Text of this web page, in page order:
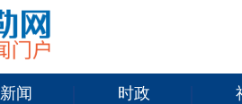
新闻 时政